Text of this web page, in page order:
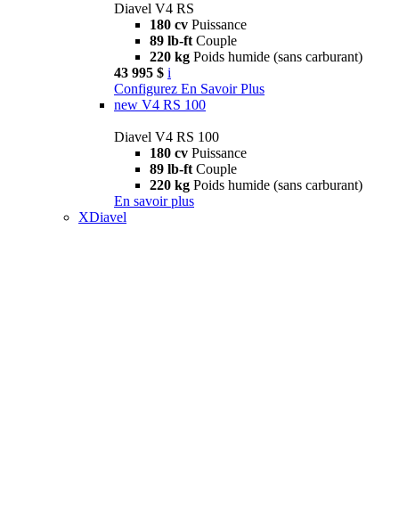
Diavel V4 RS
180 cv Puissance
89 lb-ft Couple
220 kg Poids humide (sans carburant)
43 995 $ i
Configurez En Savoir Plus
new V4 RS 100
Diavel V4 RS 100
180 cv Puissance
89 lb-ft Couple
220 kg Poids humide (sans carburant)
En savoir plus
XDiavel